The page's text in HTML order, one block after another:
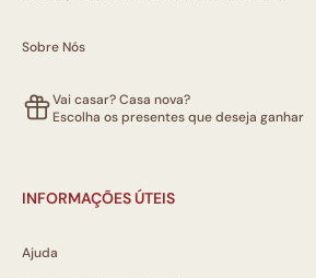
Sobre Nós
Vai casar? Casa nova?
Escolha os presentes que deseja ganhar
INFORMAÇÕES ÚTEIS
Ajuda